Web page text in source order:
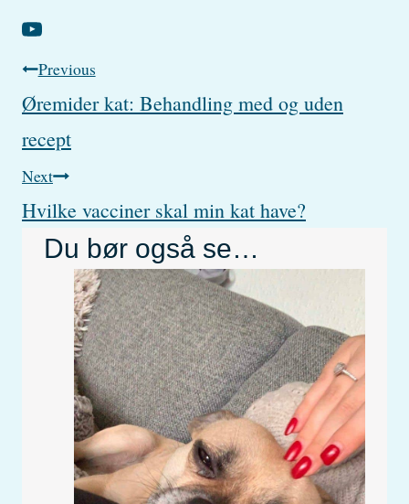
Post
navigation
Previous
Øremider kat: Behandling med og uden
recept
Next
Hvilke vacciner skal min kat have?
Du bør også se…